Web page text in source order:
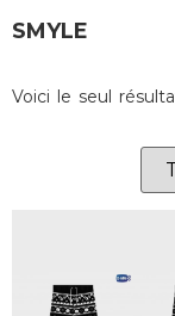
SMYLE
Voici le seul